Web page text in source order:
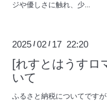
ジや優しさに触れ、少...
2025 /02 / 17 22:20
[れすとはうすロ
いて
ふるさと納税についてです